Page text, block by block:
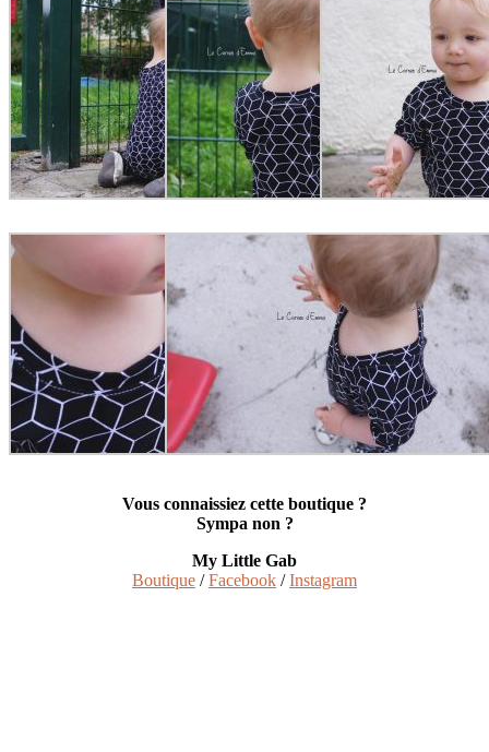
Vous connaissiez cette boutique ?
Sympa non ?
My Little Gab
Boutique /Facebook /Instagram